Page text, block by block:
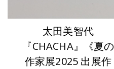
太田美智代
『CHACHA』《夏の
作家展2025 出展作